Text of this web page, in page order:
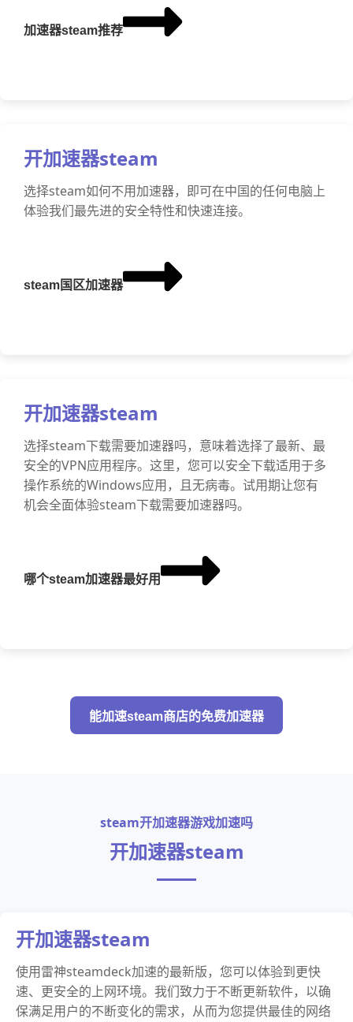
加速器steam推荐
开加速器steam
选择steam如何不用加速器，即可在中国的任何电脑上
体验我们最先进的安全特性和快速连接。
steam国区加速器
开加速器steam
选择steam下载需要加速器吗，意味着选择了最新、最
安全的VPN应用程序。这里，您可以安全下载适用于多
操作系统的Windows应用，且无病毒。试用期让您有
机会全面体验steam下载需要加速器吗。
哪个steam加速器最好用
能加速steam商店的免费加速器
steam开加速器游戏加速吗
开加速器steam
开加速器steam
使用雷神steamdeck加速的最新版，您可以体验到更快
速、更安全的上网环境。我们致力于不断更新软件，以确
保满足用户的不断变化的需求，从而为您提供最佳的网络